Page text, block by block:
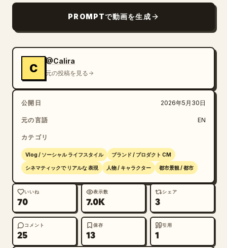
満ちつつもリラックスした旅のムード、リアルな歩行動
作、周囲との自然なインタラクション。
カメラ設定：
シネマティックカメラのみ。
ARRI Alexa Mini LF ルックで撮影。
4K HDR。
24fps。
アナモルフィック・シネマティック・ルック。
スムーズなジンバル移動。
スローなドリーショット。
クレーンショット。
手ブレなし。
唐突なカットなし。
プロフェッショナルなトラベル CM スタイル。
ライティングの進行：
PROMPTで動画を生成
C
@Calira
元の投稿を見る
公開日 2026年5月30日
元の言語 EN
カテゴリ
Vlog / ソーシャル ライフスタイル ブランド / プロダクト CM
シネマティックで リアルな 表現 人物 / キャラクター 都市景観 / 都市
いいね
70
表示数
7.0K
シェア
3
コメント
25
保存
13
引用
1